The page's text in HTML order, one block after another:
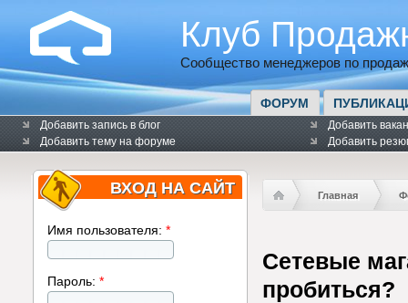
Клуб
Сообщество менеджеров по
ФОРУМ
Добавить запись в блог
Добавить тему на форуме
Добавить
Добавить
ВХОД НА САЙТ
Имя пользователя: *
Пароль: *
Главная
Cетевые
пробиться?